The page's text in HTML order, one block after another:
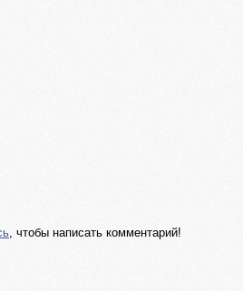
, чтобы написать комментарий!